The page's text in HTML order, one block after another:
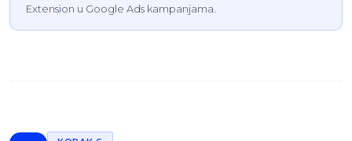
Extension u Google Ads kampanjama.